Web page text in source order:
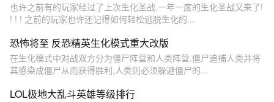
也许之前有的玩家经过了上次生化圣战,一年一度的生化圣战又来了!
! ! ! 之前的玩家也许还记得如何轻松逃脱生化的...
恐怖将至 反恐精英生化模式重大改版
在生化模式中对战双方分为僵尸阵营和人类阵营,僵尸追捕人类并将
其感染成僵尸从而获得胜利,人类则必须躲避僵尸的...
LOL极地大乱斗英雄等级排行